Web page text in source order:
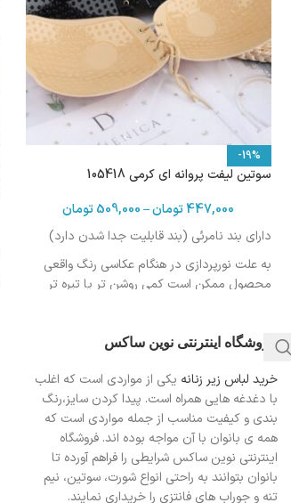
-19%
سوتین لیفت پروانه ای کرمی 105418
447,000تومان–
509,000تومان
دارای بند نامرئی (بند قابلیت جدا شدن دارد)
به علت نورپردازی در هنگام عکاسی رنگ واقعی
محصول ممکن است کمی روشن تر یا تیره تر
فروشگاه اینترنتی نوین ساکس
خرید لباس زیر زنانه یکی از مواردی است که اغلب
با دغدغه هایی همراه است. پیدا کردن سایز،رنگ
بندی و کیفیت مناسب از جمله مواردی است که
همه ی بانوان با آن مواجه بوده اند. فروشگاه
اینترنتی نوین ساکس شرایطی را فراهم آورده تا
بانوان بتوانند به راحتی انواع شورت، سوتین، نیم
تنه و جوراب های فانتزی را خریداری نمایند.